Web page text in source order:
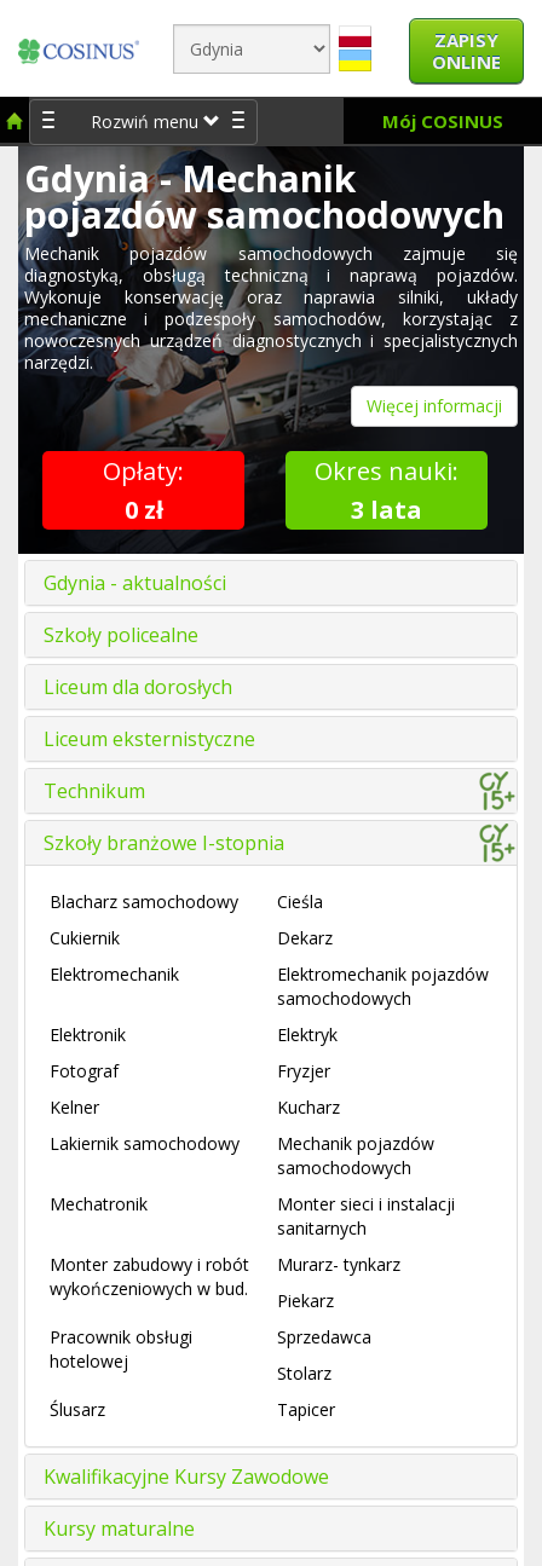
ZAPISY
ONLINE
Rozwiń menu Mój COSINUS
Gdynia - Mechanik
pojazdów samochodowych
Mechanik pojazdów samochodowych zajmuje się
diagnostyką, obsługą techniczną i naprawą pojazdów.
Wykonuje konserwację oraz naprawia silniki, układy
mechaniczne i podzespoły samochodów, korzystając z
nowoczesnych urządzeń diagnostycznych i specjalistycznych
narzędzi.
Więcej informacji
Opłaty:
0 zł
Okres nauki:
3 lata
Gdynia - aktualności
Szkoły policealne
Liceum dla dorosłych
Liceum eksternistyczne
Technikum
Szkoły branżowe I-stopnia
Blacharz samochodowy
Cieśla
Cukiernik
Dekarz
Elektromechanik
Elektromechanik pojazdów
samochodowych
Elektronik
Elektryk
Fotograf
Fryzjer
Kelner
Kucharz
Lakiernik samochodowy
Mechanik pojazdów
samochodowych
Mechatronik
Monter sieci i instalacji
sanitarnych
Monter zabudowy i robót
wykończeniowych w bud.
Murarz- tynkarz
Piekarz
Pracownik obsługi
hotelowej
Sprzedawca
Stolarz
Ślusarz
Tapicer
Kwalifikacyjne Kursy Zawodowe
Kursy maturalne